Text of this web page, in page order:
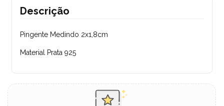
Descrição
Pingente Medindo 2x1,8cm
Material Prata 925